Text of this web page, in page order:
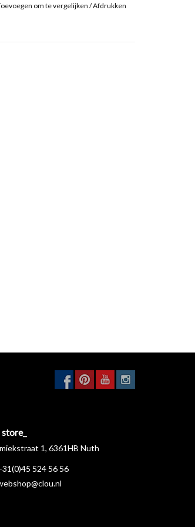
om te vergelijken /Afdrukken
1, 6361HB Nuth
524 56 56